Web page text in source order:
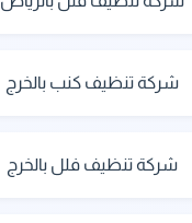
شركة تنظيف كنب بالخرج
شركة تنظيف فلل بالخرج